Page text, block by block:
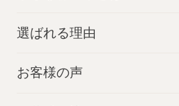
選ばれる理由
お客様の声